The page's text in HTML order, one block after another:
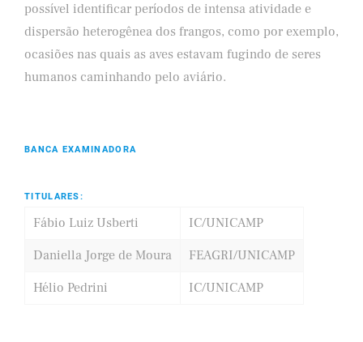
possível identificar períodos de intensa atividade e
dispersão heterogênea dos frangos, como por exemplo,
ocasiões nas quais as aves estavam fugindo de seres
humanos caminhando pelo aviário.
BANCA EXAMINADORA
TITULARES:
Fábio Luiz Usberti
IC/UNICAMP
Daniella Jorge de Moura
FEAGRI/UNICAMP
Hélio Pedrini
IC/UNICAMP